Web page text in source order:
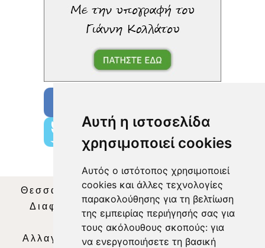
Αυτή η ιστοσελίδα
χρησιμοποιεί cookies
Αυτός ο ιστότοπος χρησιμοποιεί
cookies και άλλες τεχνολογίες
παρακολούθησης για τη βελτίωση
της εμπειρίας περιήγησής σας για
τους ακόλουθους σκοπούς: για
να ενεργοποιήσετε τη βασική
Θεσσαλία Τηλεόραση|SNG Services
Διαφήμιση | Όροι Χρήσης |Δήλωση
Απορρήτου |
Περιεχόμενο
Αλλαγή Προτιμήσεων για τα Cookies